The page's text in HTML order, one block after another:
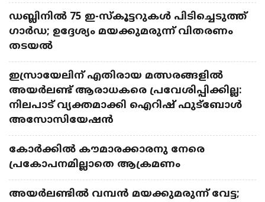
ഡബ്ലിനിൽ 75 ഇ-സ്കൂട്ടറുകൾ പിടിച്ചെടുത്ത്
ഗാർഡ; ഉദ്ദേശ്യം മയക്കുമരുന്ന് വിതരണം
തടയൽ
ഇസ്രായേലിന് എതിരായ മത്സരങ്ങളിൽ
അയർലണ്ട് ആരാധകരെ പ്രവേശിപ്പിക്കില്ല:
നിലപാട് വ്യക്തമാക്കി ഐറിഷ് ഫുട്ബോൾ
അസോസിയേഷൻ
കോർക്കിൽ കൗമാരക്കാരനു നേരെ
പ്രകോപനമില്ലാതെ ആക്രമണം
അയർലണ്ടിൽ വമ്പൻ മയക്കുമരുന്ന് വേട്ട;